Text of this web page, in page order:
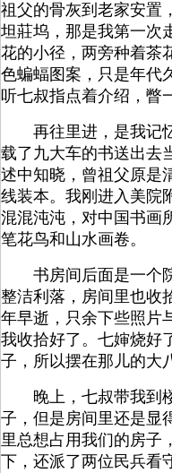
祖父的骨灰到老家安置
坦莊坞，那是我第一次
花的小径，两旁种着茶
色蝙蝠图案，只是年代
听七叔指点着介绍，瞥
再往里进，是我记忆
载了九大车的书送出去
述中知晓，曾祖父原是
线装本。我刚进入美院
混混沌沌，对中国书画
笔花鸟和山水画卷。
书房间后面是一个院
整洁利落，房间里也收
年早逝，只余下些照片
我收拾好了。七婶烧好
子，所以摆在那儿的大
晚上，七叔带我到楼
子，但是房间里还是显
里总想占用我们的房子
下，还派了两位民兵看